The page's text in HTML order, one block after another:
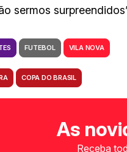
sermos
FUTEBOL VILA NOVA
COPA DO BRASIL
As
Receba